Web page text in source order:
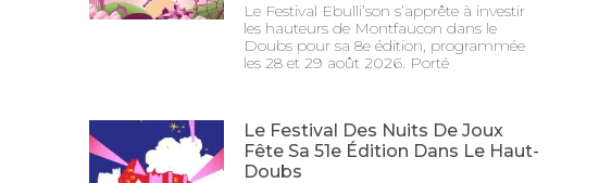
Le Festival Ebulli’son s’apprête à investir
les hauteurs de Montfaucon dans le
Doubs pour sa 8e édition, programmée
les 28 et 29 août 2026. Porté
Le Festival Des Nuits De Joux
Fête Sa 51e Édition Dans Le Haut-
Doubs